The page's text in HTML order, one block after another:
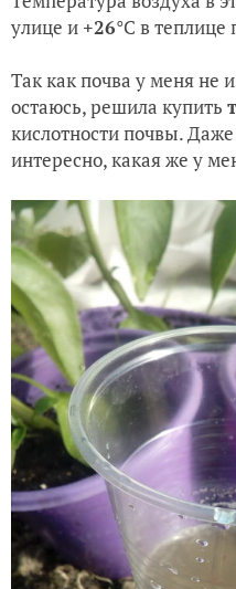
улице и +26°C в теплице
Так как почва у меня не
остаюсь, решила купить
кислотности почвы.
интересно, какая же у